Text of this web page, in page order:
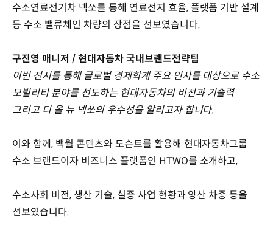
수소연료전기차 넥쏘를 통해 연료전지 효율, 플랫폼 기반 설계
등 수소 밸류체인 차량의 장점을 선보였습니다.
구진영 매니저 / 현대자동차 국내브랜드전략팀
이번 전시를 통해 글로벌 경제학계 주요 인사를 대상으로 수소
모빌리티 분야를 선도하는 현대자동차의 비전과 기술력
그리고 디 올 뉴 넥쏘의 우수성을 알리고자 합니다.
이와 함께, 백월 콘텐츠와 도슨트를 활용해 현대자동차그룹
수소 브랜드이자 비즈니스 플랫폼인 HTWO를 소개하고,
수소사회 비전, 생산 기술, 실증 사업 현황과 양산 차종 등을
선보였습니다.